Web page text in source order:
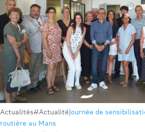
Actualités#ActualitéJournée de
routière au Mans